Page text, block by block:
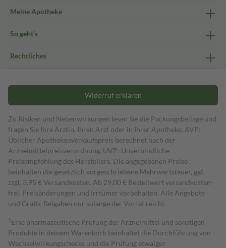
Meine Apotheke
So geht's
Rechtliches
Widerruf erklären
Zu Risiken und Nebenwirkungen lesen Sie die Packungsbeilage und
fragen Sie Ihre Ärztin, Ihren Arzt oder in Ihrer Apotheke. AVP:
Üblicher Apothekenverkaufspreis berechnet nach der
Arzneimittelpreisverordnung. UVP: Unverbindliche
Preisempfehlung des Herstellers. Die angegebenen Preise
beinhalten die gesetzlich vorgeschriebene Mehrwertsteuer, ggf.
zzgl. 3,95 € Versandkosten. Ab 29,00 € Bestell­wert versand­kosten­
frei. Preisänderungen und Irrtümer vorbehalten. Alle Angebote
und Gratis-Beigaben nur solange der Vorrat reicht.
1 Eine pharmazeutische Prüfung der Arzneimittel und sonstigen
Produkte in deinem Warenkorb beinhaltet die Durchführung von
Wechselwirkungschecks und die Prüfung etwaiger